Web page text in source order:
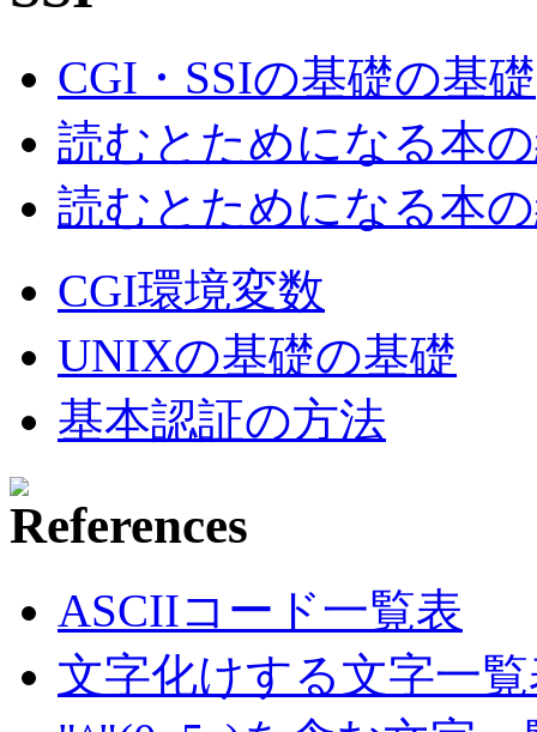
CGI・SSIの基礎の基礎
読むとためになる本
読むとためになる本
CGI環境変数
UNIXの基礎の基礎
基本認証の方法
ASCIIコード一覧表
文字化けする文字一